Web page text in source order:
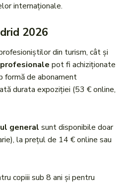
internaționale.
2026
din turism, cât și
pot fi achiziționate
formă de abonament
durata expoziției (53 € online,
general sunt disponibile doar
la prețul de 14 € online sau
copiii sub 8 ani și pentru